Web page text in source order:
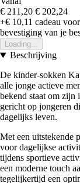
€ 211,20 € 202,24
+€ 10,11 cadeau
bevestiging van je
Loading...
Beschrijving
De kinder-sokken
alle jonge actieve
bekend staat om
gericht op jongeren
dagelijks leven.
Met een uitstekende
voor dagelijkse
tijdens sportieve
een moderne touch
tegelijkertijd een